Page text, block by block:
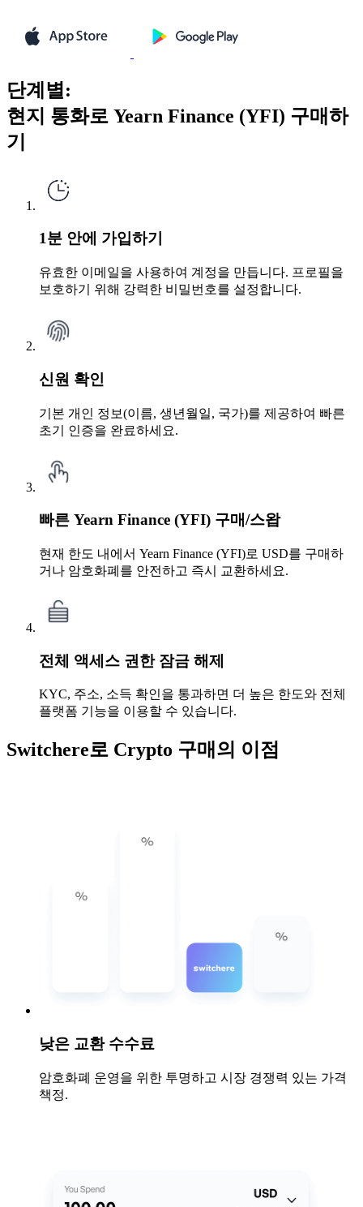
단계별:
현지 통화로 Yearn Finance (YFI) 구매하
기
1분 안에 가입하기
유효한 이메일을 사용하여 계정을 만듭니다. 프로필을
보호하기 위해 강력한 비밀번호를 설정합니다.
신원 확인
기본 개인 정보(이름, 생년월일, 국가)를 제공하여 빠른
초기 인증을 완료하세요.
빠른 Yearn Finance (YFI) 구매/스왑
현재 한도 내에서 Yearn Finance (YFI)로 USD를 구매하
거나 암호화폐를 안전하고 즉시 교환하세요.
전체 액세스 권한 잠금 해제
KYC, 주소, 소득 확인을 통과하면 더 높은 한도와 전체
플랫폼 기능을 이용할 수 있습니다.
Switchere로 Crypto 구매의 이점
낮은 교환 수수료
암호화폐 운영을 위한 투명하고 시장 경쟁력 있는 가격
책정.